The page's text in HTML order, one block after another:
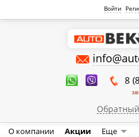
Войти
8
О компании Акции Еще